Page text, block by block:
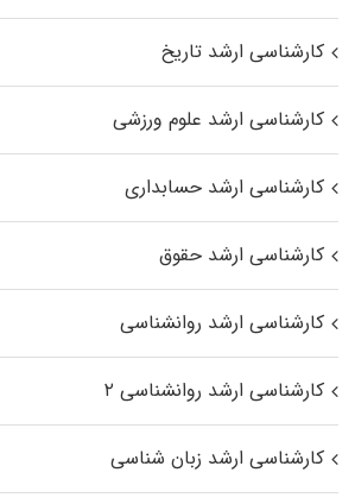
کارشناسی ارشد تاریخ
کارشناسی ارشد علوم ورزشی
کارشناسی ارشد حسابداری
کارشناسی ارشد حقوق
کارشناسی ارشد روانشناسی
کارشناسی ارشد روانشناسی ۲
کارشناسی ارشد زبان شناسی